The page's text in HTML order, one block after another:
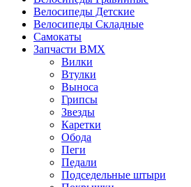
Велосипеды Детские
Велосипеды Складные
Самокаты
Запчасти BMX
Вилки
Втулки
Выноса
Грипсы
Звезды
Каретки
Обода
Пеги
Педали
Подседельные штыри